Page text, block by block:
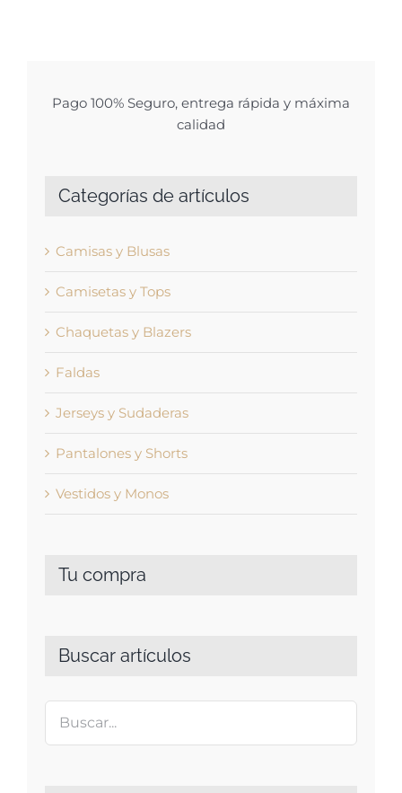
Pago 100% Seguro, entrega rápida y máxima
calidad
Categorías de artículos
Camisas y Blusas
Camisetas y Tops
Chaquetas y Blazers
Faldas
Jerseys y Sudaderas
Pantalones y Shorts
Vestidos y Monos
Tu compra
Buscar artículos